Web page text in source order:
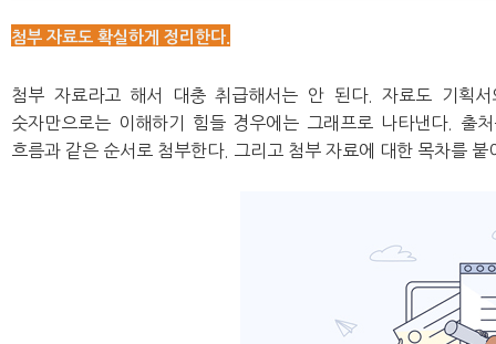
첨부 자료도 확실하게 정리한다.
첨부 자료라고 해서 대충 취급해서는 안 된다. 자료도 기획
숫자만으로는 이해하기 힘들 경우에는 그래프로 나타낸다. 출
흐름과 같은 순서로 첨부한다. 그리고 첨부 자료에 대한 목차를